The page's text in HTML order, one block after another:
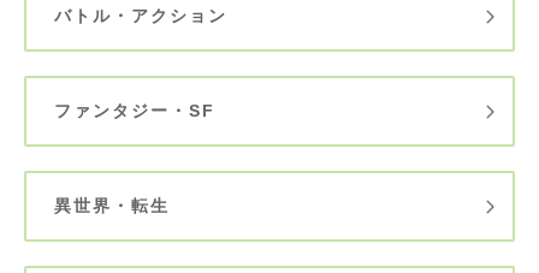
バトル・アクション
ファンタジー・SF
異世界・転生